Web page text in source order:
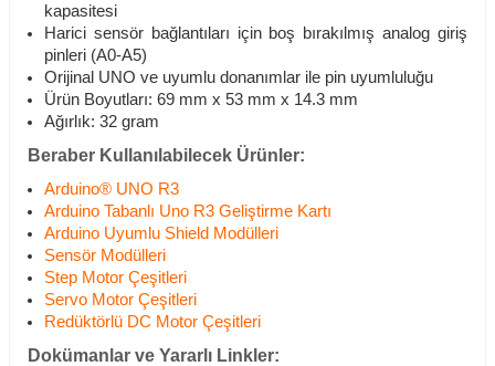
kapasitesi
Harici sensör bağlantıları için boş bırakılmış analog giriş
pinleri (A0-A5)
Orijinal UNO ve uyumlu donanımlar ile pin uyumluluğu
Ürün Boyutları: 69 mm x 53 mm x 14.3 mm
Ağırlık: 32 gram
Beraber Kullanılabilecek Ürünler:
Arduino® UNO R3
Arduino Tabanlı Uno R3 Geliştirme Kartı
Arduino Uyumlu Shield Modülleri
Sensör Modülleri
Step Motor Çeşitleri
Servo Motor Çeşitleri
Redüktörlü DC Motor Çeşitleri
Dokümanlar ve Yararlı Linkler: